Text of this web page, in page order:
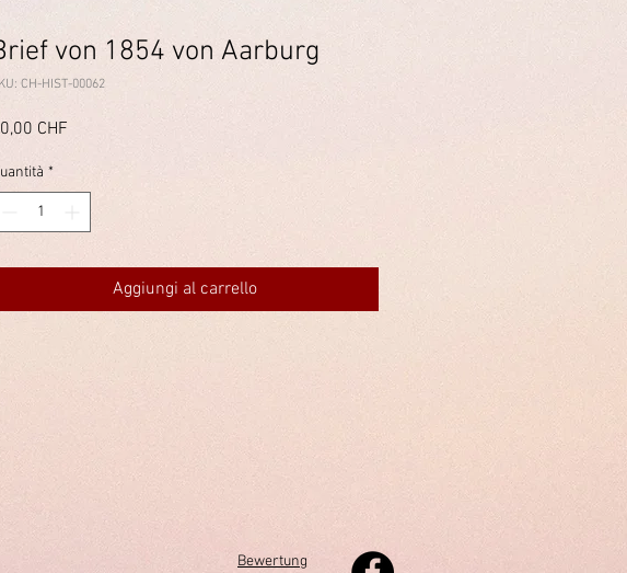
von 1854 von Aarburg
CH-HIST-00062
CHF
*
Aggiungi al carrello
Bewertung